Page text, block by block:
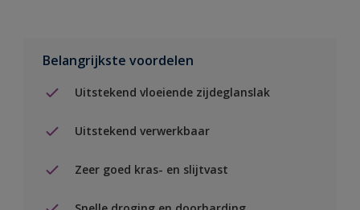
Belangrijkste voordelen
Uitstekend vloeiende zijdeglanslak
Uitstekend verwerkbaar
Zeer goed kras- en slijtvast